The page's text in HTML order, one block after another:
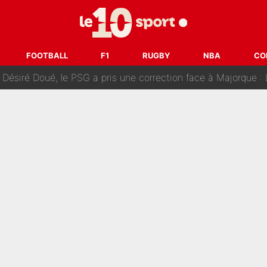
FOOTBALL F1 RUGBY NBA
à Zinedine Zidane en équipe de France : «Je n'aurais
dans tous les sens sur le mercato de l'OM : Frank McCourt va
Doué, le PSG a pris une correction face à Majorque : Luis